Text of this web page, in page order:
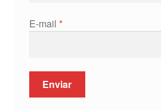
E-mail *